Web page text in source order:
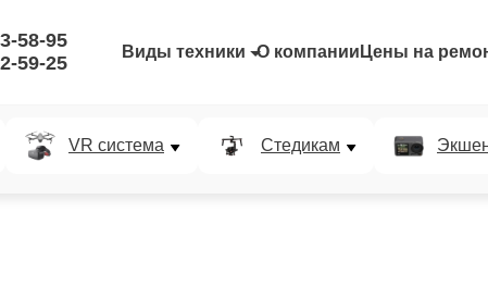
58-95
59-25
Виды техники О компании Цены на
VR система Стедикам